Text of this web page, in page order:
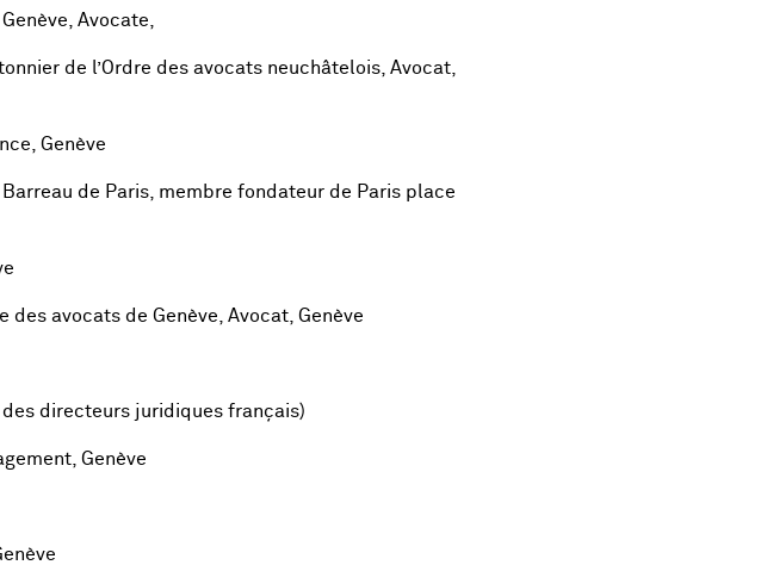
Avocate,
de l’Ordre des avocats neuchâtelois, Avocat,
Genève
de Paris, membre fondateur de Paris place
des avocats de Genève, Avocat, Genève
des directeurs juridiques français)
Genève